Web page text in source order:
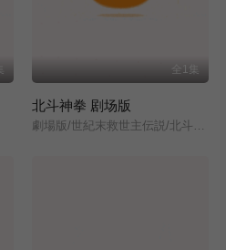
全1集
北斗神拳 剧场版